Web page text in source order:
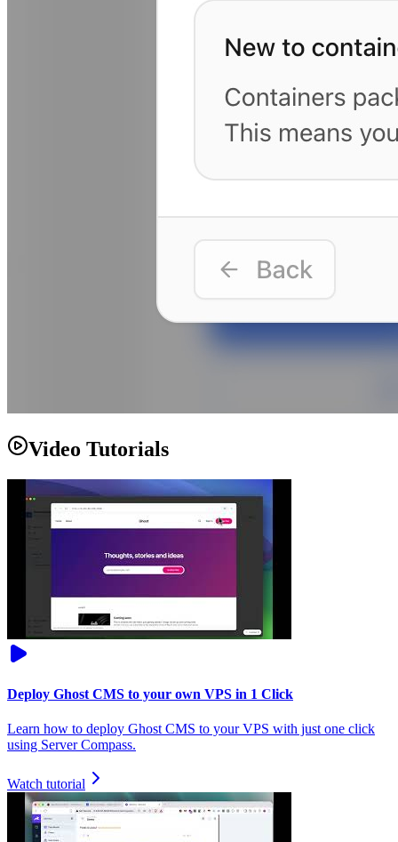
Video Tutorials
Deploy Ghost CMS to your own VPS in 1 Click
Learn how to deploy Ghost CMS to your VPS with just one click
using Server Compass.
Watch tutorial